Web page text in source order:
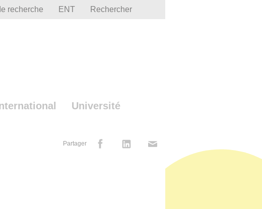
recherche ENT Rechercher
Université
Partager